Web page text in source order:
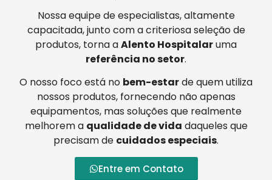
Nossa equipe de especialistas, altamente
capacitada, junto com a criteriosa seleção de
produtos, torna aAlento Hospitalaruma
referência no setor.
O nosso foco está no bem-estarde quem utiliza
nossos produtos, fornecendo não apenas
equipamentos, mas soluções que realmente
melhorem a qualidade de vida daqueles que
precisam de cuidados especiais.
Entre em Contato